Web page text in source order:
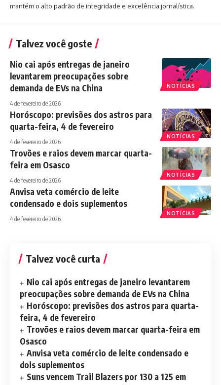
mantém o alto padrão de integridade e excelência jornalística.
Talvez você goste
NOTÍCIAS
Nio cai após entregas de janeiro
levantarem preocupações sobre
demanda de EVs na China
4 de fevereiro de 2026
NOTÍCIAS
Horóscopo: previsões dos astros para
quarta-feira, 4 de fevereiro
4 de fevereiro de 2026
NOTÍCIAS
Trovões e raios devem marcar quarta-
feira em Osasco
4 de fevereiro de 2026
NOTÍCIAS
Anvisa veta comércio de leite
condensado e dois suplementos
4 de fevereiro de 2026
Talvez você curta
Nio cai após entregas de janeiro levantarem
preocupações sobre demanda de EVs na China
Horóscopo: previsões dos astros para quarta-
feira, 4 de fevereiro
Trovões e raios devem marcar quarta-feira em
Osasco
Anvisa veta comércio de leite condensado e
dois suplementos
Suns vencem Trail Blazers por 130 a 125 em